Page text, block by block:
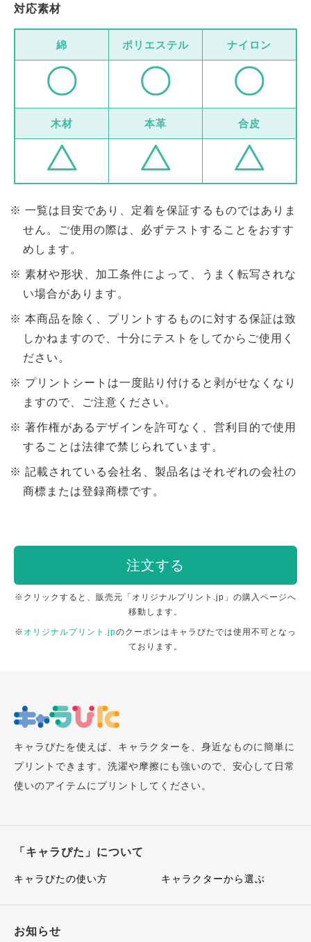
対応素材
綿 ポリエステル ナイロン
木材 本革 合皮
一覧は目安であり、定着を保証するものではありま
せん。ご使用の際は、必ずテストすることをおすす
めします。
素材や形状、加工条件によって、うまく転写されな
い場合があります。
本商品を除く、プリントするものに対する保証は致
しかねますので、十分にテストをしてからご使用く
ださい。
プリントシートは一度貼り付けると剥がせなくなり
ますので、ご注意ください。
著作権があるデザインを許可なく、営利目的で使用
することは法律で禁じられています。
記載されている会社名、製品名はそれぞれの会社の
商標または登録商標です。
注文する
※クリックすると、販売元「オリジナルプリント.jp」の購入ページへ
移動します。
※ オリジナルプリント.jpのクーポンはキャラぴたでは使用不可となっ
ております。
キャラぴたを使えば、キャラクターを、身近なものに簡単に
プリントできます。洗濯や摩擦にも強いので、安心して日常
使いのアイテムにプリントしてください。
「キャラぴた」について
キャラぴたの使い方 キャラクターから選ぶ
お知らせ